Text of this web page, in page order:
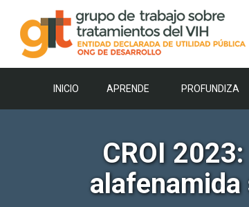
contenido
INICIO APRENDE PROFUNDIZA
CROI